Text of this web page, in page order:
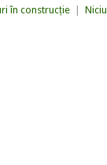
în construcție